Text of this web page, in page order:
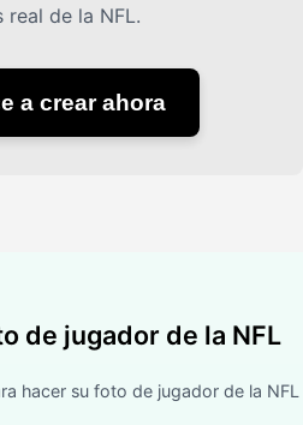
real de la NFL.
a crear ahora
de jugador de la NFL
hacer su foto de jugador de la NFL